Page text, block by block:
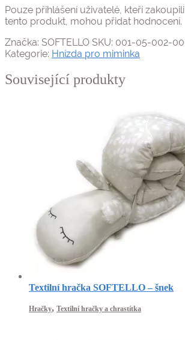
Pouze přihlášení uživatelé, kteří zakoupili
tento produkt, mohou přidat hodnocení.
Značka: SOFTELLO SKU: 001-05-002-00
Kategorie: Hnízda pro miminka
Související produkty
Textilní hračka SOFTELLO – šnek
Hračky, Textilní hračky a chrastítka